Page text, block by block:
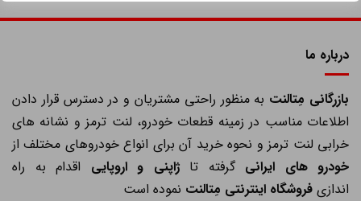
درباره ما
بازرگانی مِتالنتبه منظور راحتی مشتریان و در دسترس قرار دادن
اطلاعات مناسب در زمینه قطعات خودرو، لنت ترمز و نشانه های
خرابی لنت ترمز و نحوه خرید آن برای انواع خودروهای مختلف از
خودرو های ایرانیگرفته تاژاپنی و اروپاییاقدام به راه
اندازیفروشگاه اینترنتی مِتالنتنموده است